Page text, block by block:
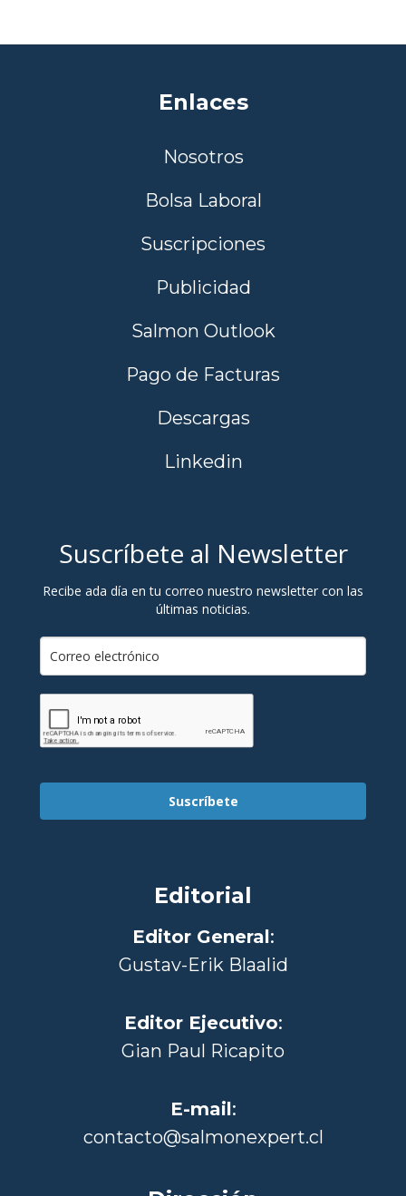
Enlaces
Nosotros
Bolsa Laboral
Suscripciones
Publicidad
Salmon Outlook
Pago de Facturas
Descargas
Linkedin
Suscríbete al Newsletter
Recibe ada día en tu correo nuestro newsletter con las
últimas noticias.
Suscríbete
Editorial
Editor General:
Gustav-Erik Blaalid
Editor Ejecutivo:
Gian Paul Ricapito
E-mail:
contacto@salmonexpert.cl